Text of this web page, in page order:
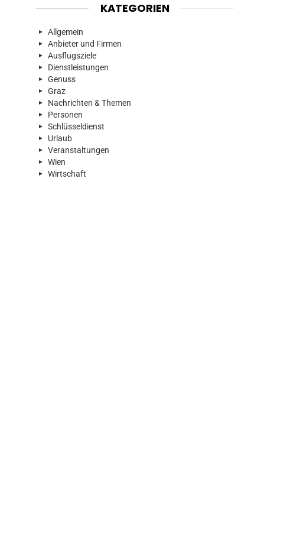
KATEGORIEN
Allgemein
Anbieter und Firmen
Ausflugsziele
Dienstleistungen
Genuss
Graz
Nachrichten & Themen
Personen
Schlüsseldienst
Urlaub
Veranstaltungen
Wien
Wirtschaft